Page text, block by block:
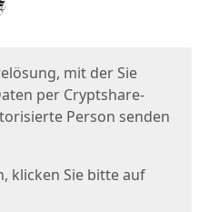
mit der Sie
per Cryptshare-
Person senden
klicken Sie bitte auf